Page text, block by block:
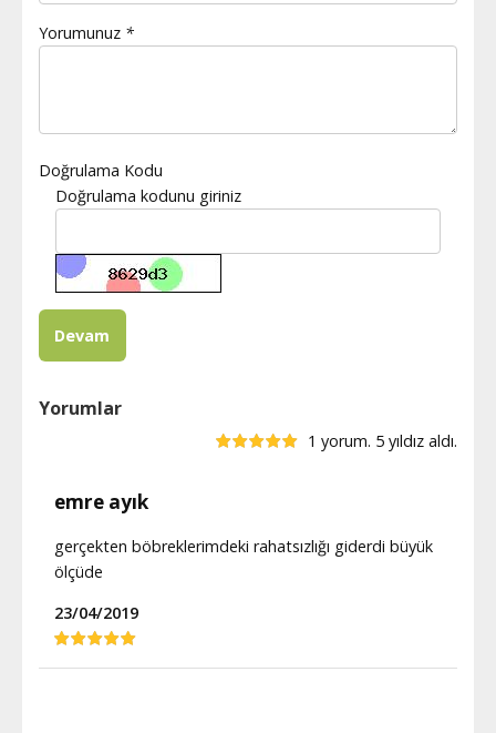
Yorumunuz *
Doğrulama Kodu
Doğrulama kodunu giriniz
Yorumlar
1 yorum. 5 yıldız aldı.
emre ayık
gerçekten böbreklerimdeki rahatsızlığı giderdi büyük
ölçüde
23/04/2019